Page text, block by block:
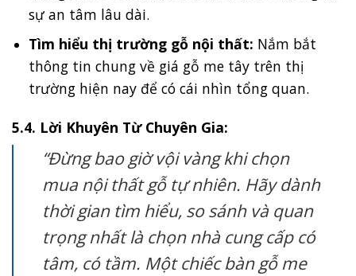
sự an tâm lâu dài.
Tìm hiểu thị trường gỗ nội thất: Nắm bắt
thông tin chung về giá gỗ me tây trên thị
trường hiện nay để có cái nhìn tổng quan.
5.4. Lời Khuyên Từ Chuyên Gia:
“Đừng bao giờ vội vàng khi chọn
mua nội thất gỗ tự nhiên. Hãy dành
thời gian tìm hiểu, so sánh và quan
trọng nhất là chọn nhà cung cấp có
tâm, có tầm. Một chiếc bàn gỗ me